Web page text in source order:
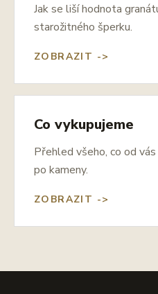
Jak se liší hodnota
starožitného šperku.
ZOBRAZIT ->
Co vykupujeme
Přehled všeho, co od
po kameny.
ZOBRAZIT ->